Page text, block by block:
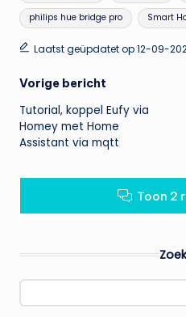
philips hue bridge pro Smart
Laatst geüpdatet op 12-09-
Bericht
navigatie
Vorige bericht
Tutorial, koppel Eufy via
Homey met Home
Assistant via mqtt
Toon 2